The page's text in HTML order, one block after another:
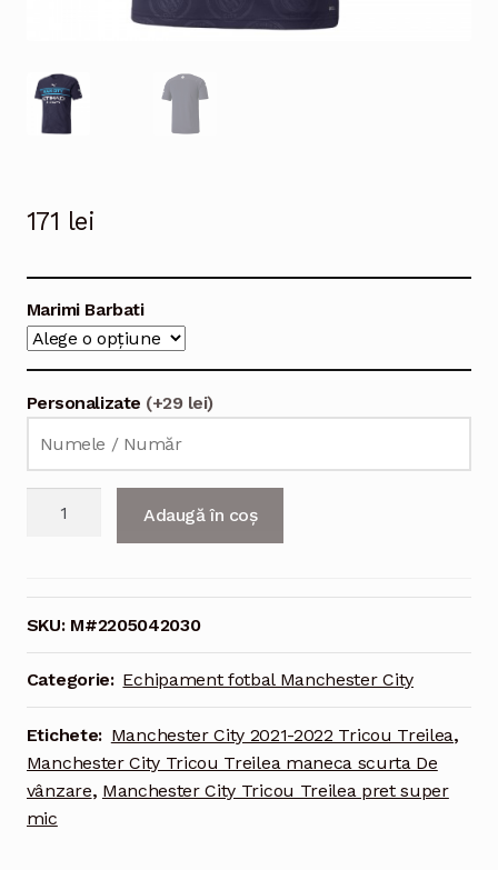
171 lei
Marimi Barbati
Personalizate (+29 lei)
2021-
scurta
Adaugă în coș
SKU: M#2205042030
Categorie: Echipament fotbal Manchester City
Etichete: Manchester City 2021-2022 Tricou Treilea,
Manchester City Tricou Treilea maneca scurta De
vânzare, Manchester City Tricou Treilea pret super
mic